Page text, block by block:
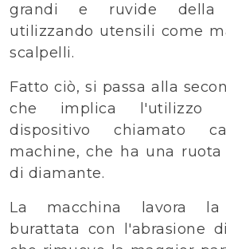
grandi e ruvide della
utilizzando utensili come
scalpelli.
Fatto ciò, si passa alla
che implica
dispositivo chiamato
machine, che ha una ruota
di diamante.
La macchina lavora la
burattata con l'abrasione